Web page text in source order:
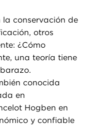
conservación de
otros
¿Cómo
una teoría tiene
conocida
en
Hogben en
y confiable